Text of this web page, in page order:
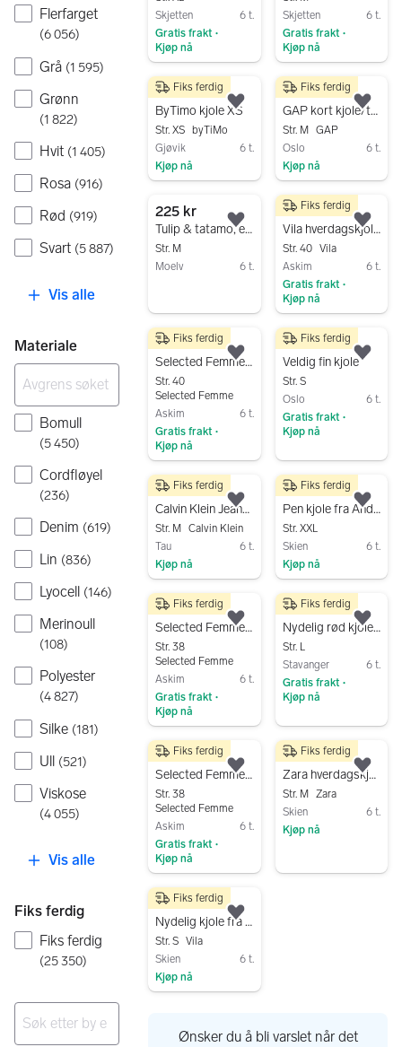
Flerfarget
(6 056)
Grå (1 595)
Grønn
(1 822)
Hvit (1 405)
Rosa (916)
Rød (919)
Svart (5 887)
Vis alle
Materiale
Bomull
(5 450)
Cordfløyel
(236)
Denim (619)
Lin (836)
Lyocell (146)
Merinoull
(108)
Polyester
(4 827)
Silke (181)
Ull (521)
Viskose
(4 055)
Vis alle
Fiks ferdig
Fiks ferdig
(25 350)
Skjetten
6 t.
Gratis frakt •
Kjøp nå
Skjetten
6 t.
Gratis frakt •
Kjøp nå
500 kr
ByTimo kjole XS
Str. XS
byTiMo
Gjøvik
6 t.
Kjøp nå
Fiks ferdig
Legg til som favoritt.
150 kr
GAP kort kjole/tunika
Str. M
GAP
Oslo
6 t.
Kjøp nå
Fiks ferdig
225 kr
Tulip & tatamo, ekte.
Str. M
Moelv
6 t.
Legg til som favoritt.
200 kr
Vila hverdagskjole str 40 blå
Str. 40 Vila
Askim
6 t.
Gratis frakt •
Kjøp nå
Fiks ferdig
200 kr
Selected Femme hverdagskjole str 40
Str. 40
Selected Femme
Askim
6 t.
Gratis frakt •
Kjøp nå
Fiks ferdig
Legg til som favoritt.
200 kr
Veldig fin kjole
Str. S
Oslo
6 t.
Gratis frakt •
Kjøp nå
Fiks ferdig
Gå til annonsen
400 kr
Calvin Klein Jeans denim hverdagskjole M blå dame
Str. M
Calvin Klein
Tau
6 t.
Kjøp nå
Fiks ferdig
Legg til som favoritt.
89 kr
Pen kjole fra Andrea i str 2xl
Str. XXL
Skien
6 t.
Kjøp nå
Fiks ferdig
200 kr
Selected Femme hverdagskjole str 38 blå
Str. 38
Selected Femme
Askim
6 t.
Gratis frakt •
Kjøp nå
Fiks ferdig
Legg til som favoritt.
250 kr
Nydelig rød kjole fra Coast - størrelse L
Str. L
Stavanger
6 t.
Gratis frakt •
Kjøp nå
Fiks ferdig
Gå til annonsen
200 kr
Selected Femme hverdagskjole str 38
Str. 38
Selected Femme
Askim
6 t.
Gratis frakt •
Kjøp nå
Fiks ferdig
Legg til som favoritt.
79 kr
Zara hverdagskjole M sennepsgul bomull
Str. M
Zara
Skien
6 t.
Kjøp nå
Fiks ferdig
89 kr
Nydelig kjole fra Vila str s
Str. S Vila
Skien
6 t.
Kjøp nå
Fiks ferdig
Legg til som favoritt.
Ønsker du å bli varslet når det